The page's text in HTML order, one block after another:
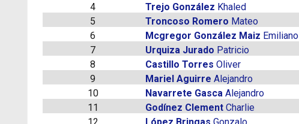
4
Trejo González Khaled
5
Troncoso Romero Mateo
6
Mcgregor González Maiz Emiliano
7
Urquiza Jurado Patricio
8
Castillo Torres Oliver
9
Mariel Aguirre Alejandro
10
Navarrete Gasca Alejandro
11
Godínez Clement Charlie